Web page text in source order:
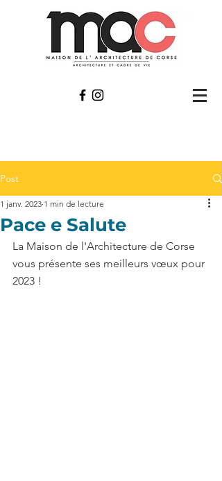
Post
Pace e Salute
1 janv. 2023 1 min de lecture
La Maison de l'Architecture de Corse
vous présente ses meilleurs vœux pour
2023 !